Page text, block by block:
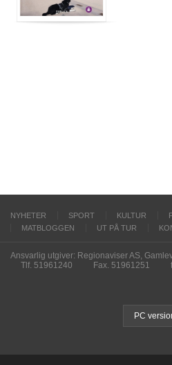
NYHETER SPORT KULTUR
MATBLOGGEN
UT PÅ TUR
Ansvarlig utgiver: Regionaviser AS,
Tlf. 51961240
Fax. 51961251
PC